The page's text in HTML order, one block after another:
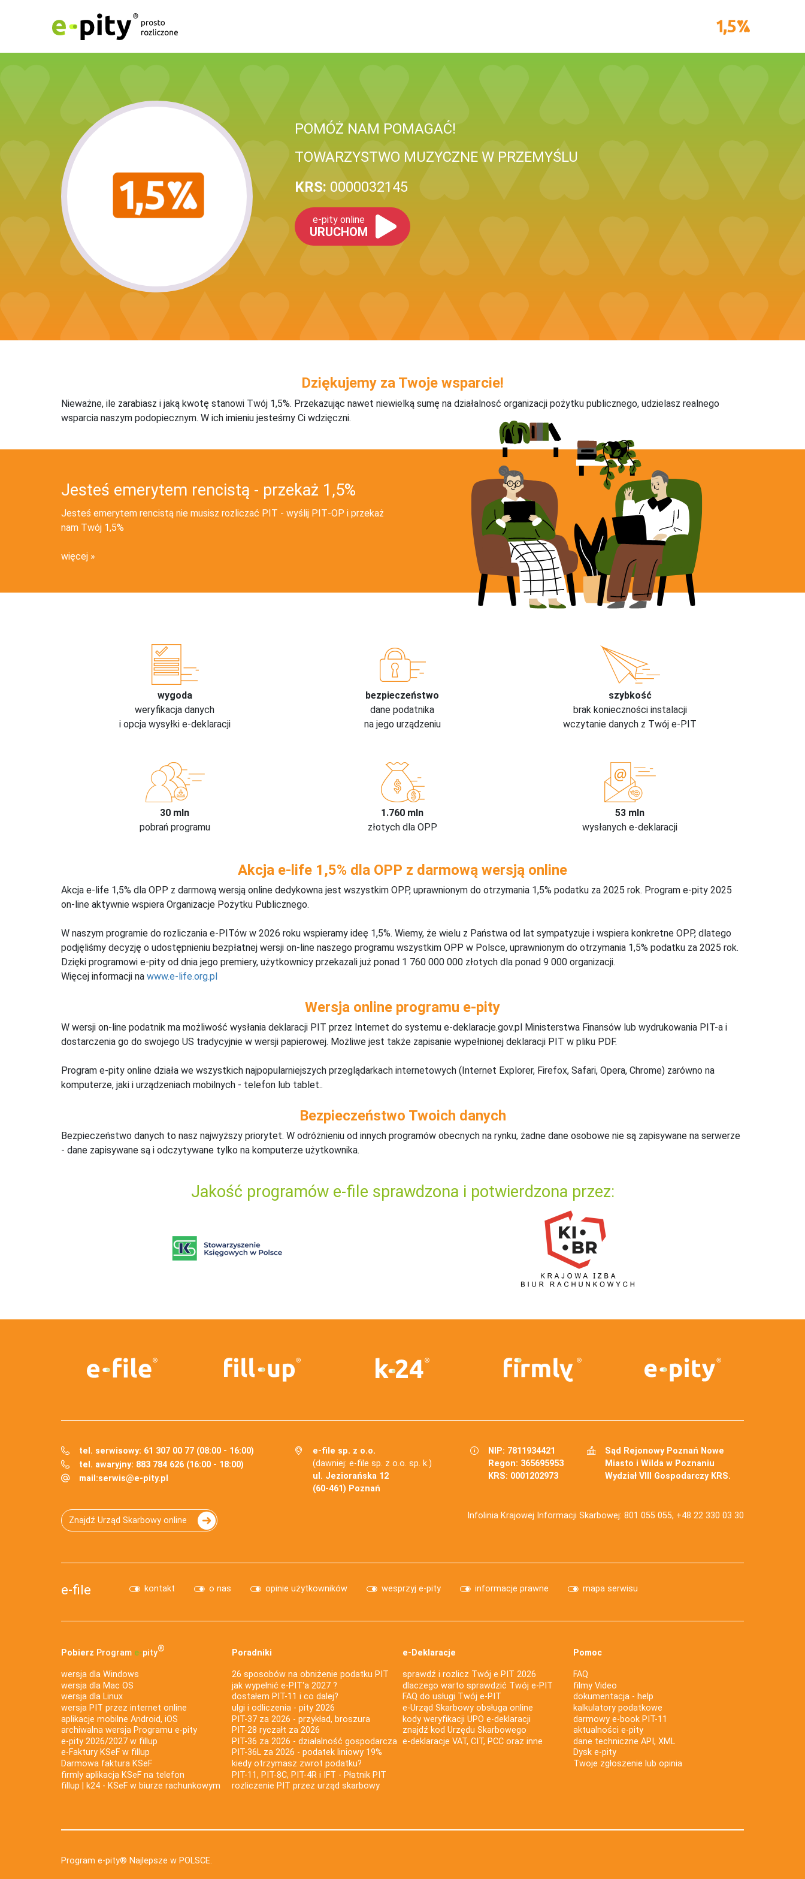
POMÓŻ NAM POMAGAĆ!
TOWARZYSTWO MUZYCZNE W PRZEMYŚLU
KRS: 0000032145
e-pity online
URUCHOM
Dziękujemy za Twoje wsparcie!
Nieważne, ile zarabiasz i jaką kwotę stanowi Twój 1,5%. Przekazując nawet niewielką sumę na działalnosć organizacji pożytku publicznego, udzielasz realnego
wsparcia naszym podopiecznym. W ich imieniu jesteśmy Ci wdzięczni.
Jesteś emerytem rencistą - przekaż 1,5%
Jesteś emerytem rencistą nie musisz rozliczać PIT - wyślij PIT‑OP i przekaż
nam Twój 1,5%
więcej
wygoda
weryfikacja danych
i opcja wysyłki e-deklaracji
bezpieczeństwo
dane podatnika
na jego urządzeniu
szybkość
brak konieczności instalacji
wczytanie danych z Twój e-PIT
30 mln
pobrań programu
1.760 mln
złotych dla OPP
53 mln
wysłanych e-deklaracji
Akcja e-life 1,5% dla OPP z darmową wersją online
Akcja e-life 1,5% dla OPP z darmową wersją online dedykowna jest wszystkim OPP, uprawnionym do otrzymania 1,5% podatku za 2025 rok. Program e-pity 2025
on-line aktywnie wspiera Organizacje Pożytku Publicznego.
W naszym programie do rozliczania e-PITów w 2026 roku wspieramy ideę 1,5%. Wiemy, że wielu z Państwa od lat sympatyzuje i wspiera konkretne OPP, dlatego
podjęliśmy decyzję o udostępnieniu bezpłatnej wersji on-line naszego programu wszystkim OPP w Polsce, uprawnionym do otrzymania 1,5% podatku za 2025 rok.
Dzięki programowi e-pity od dnia jego premiery, użytkownicy przekazali już ponad 1 760 000 000 złotych dla ponad 9 000 organizacji.
Więcej informacji na www.e-life.org.pl
Wersja online programu e-pity
W wersji on-line podatnik ma możliwość wysłania deklaracji PIT przez Internet do systemu e-deklaracje.gov.pl Ministerstwa Finansów lub wydrukowania PIT-a i
dostarczenia go do swojego US tradycyjnie w wersji papierowej. Możliwe jest także zapisanie wypełnionej deklaracji PIT w pliku PDF.
Program e-pity online działa we wszystkich najpopularniejszych przeglądarkach internetowych (Internet Explorer, Firefox, Safari, Opera, Chrome) zarówno na
komputerze, jaki i urządzeniach mobilnych - telefon lub tablet..
Bezpieczeństwo Twoich danych
Bezpieczeństwo danych to nasz najwyższy priorytet. W odróżnieniu od innych programów obecnych na rynku, żadne dane osobowe nie są zapisywane na serwerze
- dane zapisywane są i odczytywane tylko na komputerze użytkownika.
Jakość programów e-file sprawdzona i potwierdzona przez:
tel. serwisowy: 61 307 00 77 (08:00 - 16:00)
tel. awaryjny: 883 784 626 (16:00 - 18:00)
mail:serwis@e-pity.pl
e-file sp. z o.o.
(dawniej: e-file sp. z o.o. sp. k.)
ul. Jeziorańska 12
(60-461) Poznań
NIP: 7811934421
Regon: 365695953
KRS: 0001202973
Sąd Rejonowy Poznań Nowe
Miasto i Wilda w Poznaniu
Wydział VIII Gospodarczy KRS.
Znajdź Urząd Skarbowy online Infolinia Krajowej Informacji Skarbowej: 801 055 055, +48 22 330 03 30
e-file kontakt o nas opinie użytkowników wesprzyj e-pity informacje prawne mapa serwisu
Pobierz Program e‑pity®
wersja dla Windows
wersja dla Mac OS
wersja dla Linux
wersja PIT przez internet online
aplikacje mobilne Android, iOS
archiwalna wersja Programu e-pity
e-pity 2026/2027 w fillup
e‑Faktury KSeF w fillup
Darmowa faktura KSeF
firmly aplikacja KSeF na telefon
fillup | k24 - KSeF w biurze rachunkowym
Poradniki
26 sposobów na obniżenie podatku PIT
jak wypełnić e-PIT'a 2027 ?
dostałem PIT-11 i co dalej?
ulgi i odliczenia - pity 2026
PIT-37 za 2026 - przykład, broszura
PIT-28 ryczałt za 2026
PIT-36 za 2026 - działalność gospodarcza
PIT-36L za 2026 - podatek liniowy 19%
kiedy otrzymasz zwrot podatku?
PIT-11, PIT-8C, PIT-4R i IFT - Płatnik PIT
rozliczenie PIT przez urząd skarbowy
e-Deklaracje
sprawdź i rozlicz Twój e PIT 2026
dlaczego warto sprawdzić Twój e-PIT
FAQ do usługi Twój e-PIT
e-Urząd Skarbowy obsługa online
kody weryfikacji UPO e-deklaracji
znajdź kod Urzędu Skarbowego
e-deklaracje VAT, CIT, PCC oraz inne
Pomoc
FAQ
filmy Video
dokumentacja - help
kalkulatory podatkowe
darmowy e-book PIT-11
aktualności e-pity
dane techniczne API, XML
Dysk e-pity
Twoje zgłoszenie lub opinia
Program e-pity® Najlepsze w POLSCE.